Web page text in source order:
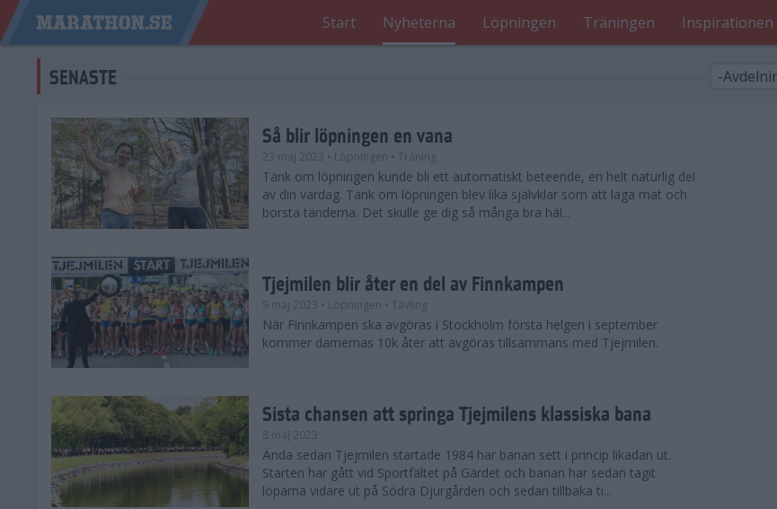
Start Nyheterna Löpningen Träningen Inspirationen
SENASTE
Så blir löpningen en vana
23 maj 2023 • Löpningen • Träning
Tänk om löpningen kunde bli ett automatiskt beteende, en helt naturlig del
av din vardag. Tänk om löpningen blev lika självklar som att laga mat och
borsta tänderna. Det skulle ge dig så många bra häl...
Tjejmilen blir åter en del av Finnkampen
9 maj 2023 • Löpningen • Tävling
När Finnkampen ska avgöras i Stockholm första helgen i september
kommer damernas 10k åter att avgöras tillsammans med Tjejmilen.
Sista chansen att springa Tjejmilens klassiska bana
8 maj 2023
Ända sedan Tjejmilen startade 1984 har banan sett i princip likadan ut.
Starten har gått vid Sportfältet på Gärdet och banan har sedan tagit
löparna vidare ut på Södra Djurgården och sedan tillbaka ti...